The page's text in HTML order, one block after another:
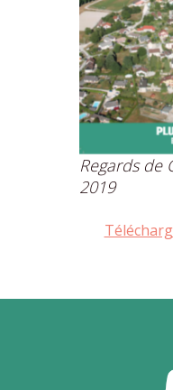
Regards de
2019